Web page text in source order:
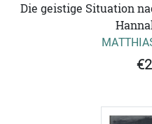
Die geistige Situation